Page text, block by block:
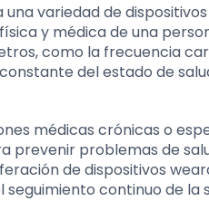
variedad de
y médica de una
como la frecuencia
del estado de
médicas crónicas o
prevenir problemas de
de dispositivos
continuo de la